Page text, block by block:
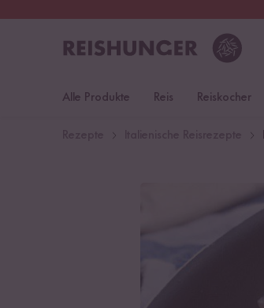
Alle Produkte Reis Reiskocher